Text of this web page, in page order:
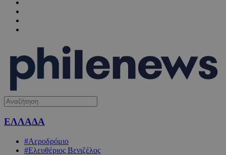
ΕΛΛΑΔΑ
#Αεροδρόμιο
#Ελευθέριος Βενιζέλος